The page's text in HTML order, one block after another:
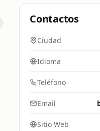
Contactos
Ciudad
Idioma
Teléfono
Email
Sitio Web